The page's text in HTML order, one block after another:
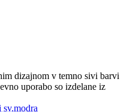
dizajnom v temno sivi barvi
uporabo so izdelane iz